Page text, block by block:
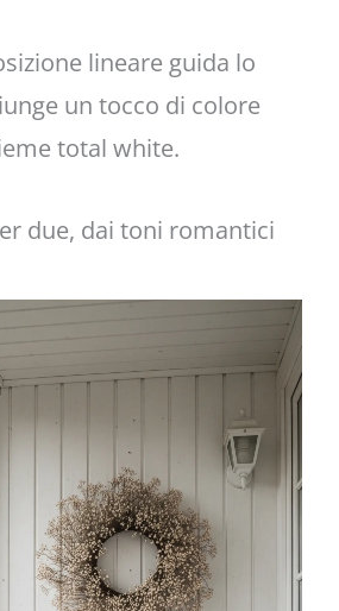
lineare guida lo
un tocco di colore
total white.
due, dai toni romantici